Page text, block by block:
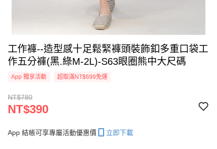
工作褲--造型感十足鬆緊褲頭裝飾釦多重口袋工
作五分褲(黑.綠M-2L)-S63眼圈熊中大尺碼
App 獨享活動 超取滿NT$699免運
NT$780
NT$390
App 結帳可享專屬活動優惠價 立即下載